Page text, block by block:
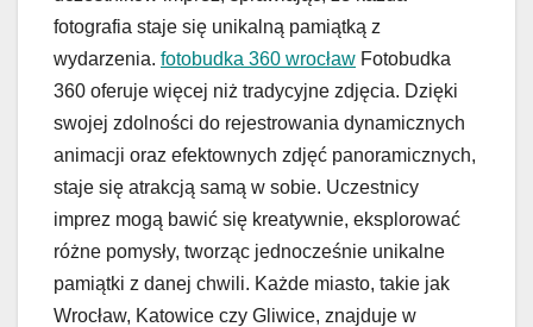
fotografia staje się unikalną pamiątką z
wydarzenia. fotobudka 360 wrocław Fotobudka
360 oferuje więcej niż tradycyjne zdjęcia. Dzięki
swojej zdolności do rejestrowania dynamicznych
animacji oraz efektownych zdjęć panoramicznych,
staje się atrakcją samą w sobie. Uczestnicy
imprez mogą bawić się kreatywnie, eksplorować
różne pomysły, tworząc jednocześnie unikalne
pamiątki z danej chwili. Każde miasto, takie jak
Wrocław, Katowice czy Gliwice, znajduje w